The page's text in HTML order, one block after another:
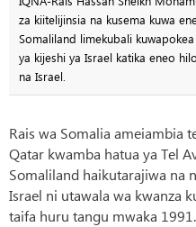
za kiitelijinsia na kusema kuwa
Somaliland limekubali
ya kijeshi ya Israel katika eneo
na Israel.
Rais wa Somalia ameiambia
Qatar kwamba hatua ya Tel
Somaliland haikutarajiwa na
Israel ni utawala wa kwanza
taifa huru tangu mwaka 1991.